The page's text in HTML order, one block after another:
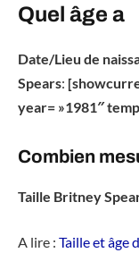
Quel âge a
Date/Lieu de
Spears:
year= »1981″
Combien
Taille Britney
A lire : Taille et âge